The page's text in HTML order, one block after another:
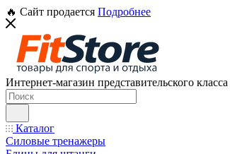
🔥 Сайт продается Подробнее
Интернет-магазин представительского класса
Каталог
Силовые тренажеры